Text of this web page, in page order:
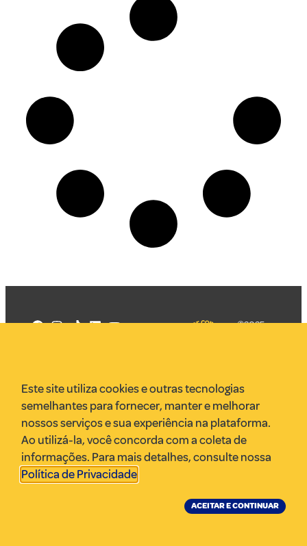
VR Assessoria
Parcerias
Envie uma pauta
Anuncie
©2025
Este site utiliza cookies e outras tecnologias
semelhantes para fornecer, manter e melhorar
nossos serviços e sua experiência na plataforma.
Ao utilizá-la, você concorda com a coleta de
informações. Para mais detalhes, consulte nossa
Política de Privacidade.
ACEITAR E CONTINUAR